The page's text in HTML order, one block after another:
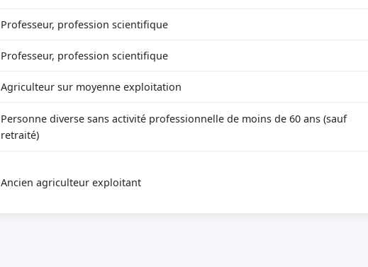
Professeur, profession scientifique
Professeur, profession scientifique
Agriculteur sur moyenne exploitation
Personne diverse sans activité professionnelle de moins de 60 ans (sauf
retraité)
Ancien agriculteur exploitant